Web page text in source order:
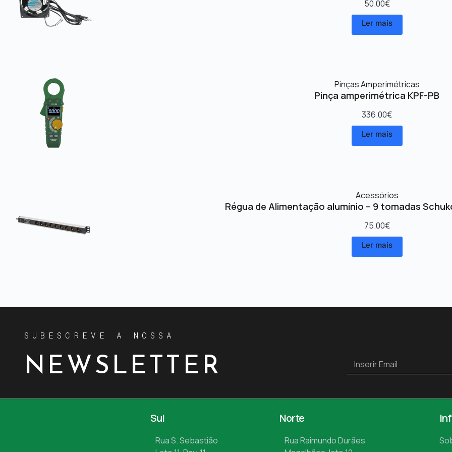
50.00€
Ler mais
Pinças Amperimétricas
Pinça amperimétrica KPF-PB
336.00€
Ler mais
Acessórios
Régua de Alimentação alumínio – 9 tomadas
75.00€
Ler mais
SUBESCREVE A NOSSA
NEWSLETTER
Sul
Rua S. Sebastião
Norte
Rua Raimundo Durães